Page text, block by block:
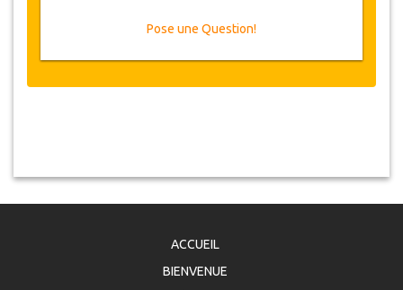
Pose une Question!
ACCUEIL
BIENVENUE